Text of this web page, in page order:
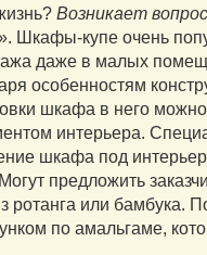
Возникает
Шкафы-купе очень
даже в малых
особенностям
шкафа в него
интерьера.
шкафа под
предложить
ротанга или
по амальгаме,